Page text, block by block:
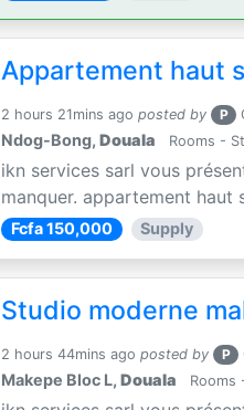
Appartement haut
2 hours 21mins ago posted by P
Ndog-Bong,Douala Rooms -
ikn services sarl vous
manquer. appartement haut
Fcfa 150,000 Supply
Studio moderne
2 hours 44mins ago posted by P
Makepe Bloc L,Douala Rooms